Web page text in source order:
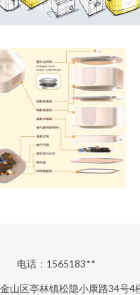
电话：1565183**
山区亭林镇松隐小康路34号4